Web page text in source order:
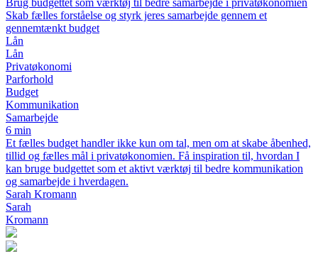
Brug budgettet som værktøj til bedre samarbejde i privatøkonomien
Skab fælles forståelse og styrk jeres samarbejde gennem et
gennemtænkt budget
Lån
Lån
Privatøkonomi
Parforhold
Budget
Kommunikation
Samarbejde
6 min
Et fælles budget handler ikke kun om tal, men om at skabe åbenhed,
tillid og fælles mål i privatøkonomien. Få inspiration til, hvordan I
kan bruge budgettet som et aktivt værktøj til bedre kommunikation
og samarbejde i hverdagen.
Sarah Kromann
Sarah
Kromann